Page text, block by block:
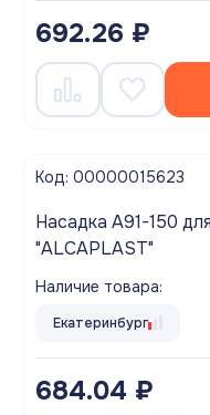
692.26 ₽
Код: 00000015623
Насадка A91-150
"ALCAPLAST"
Наличие товара:
Екатеринбург
684.04 ₽